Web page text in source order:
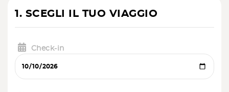
1. SCEGLI IL TUO VIAGGIO
Check-in